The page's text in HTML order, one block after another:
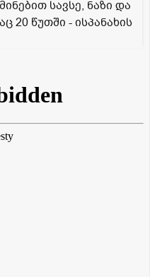
სავსე, ნაზი და
20 წუთში - ისპანახის